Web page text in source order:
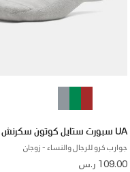
UA سبورت ستايل كوتون سكرنش
جوارب كرو للرجال والنساء - زوجان
109.00 ر.س